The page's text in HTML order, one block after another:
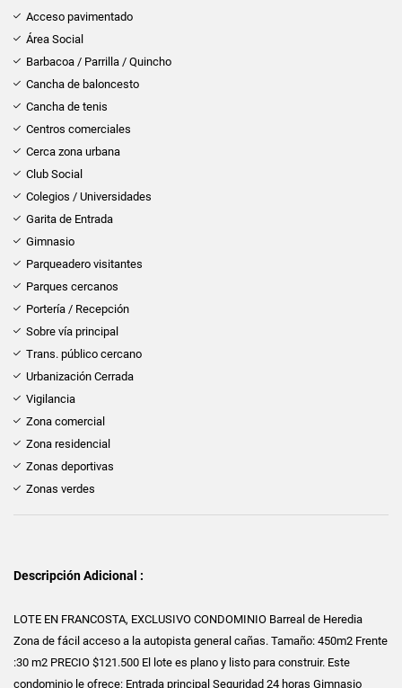
Acceso pavimentado
Área Social
Barbacoa / Parrilla / Quincho
Cancha de baloncesto
Cancha de tenis
Centros comerciales
Cerca zona urbana
Club Social
Colegios / Universidades
Garita de Entrada
Gimnasio
Parqueadero visitantes
Parques cercanos
Portería / Recepción
Sobre vía principal
Trans. público cercano
Urbanización Cerrada
Vigilancia
Zona comercial
Zona residencial
Zonas deportivas
Zonas verdes
Descripción Adicional :
LOTE EN FRANCOSTA, EXCLUSIVO CONDOMINIO Barreal de Heredia
Zona de fácil acceso a la autopista general cañas. Tamaño: 450m2 Frente
:30 m2 PRECIO $121.500 El lote es plano y listo para construir. Este
condominio le ofrece: Entrada principal Seguridad 24 horas Gimnasio